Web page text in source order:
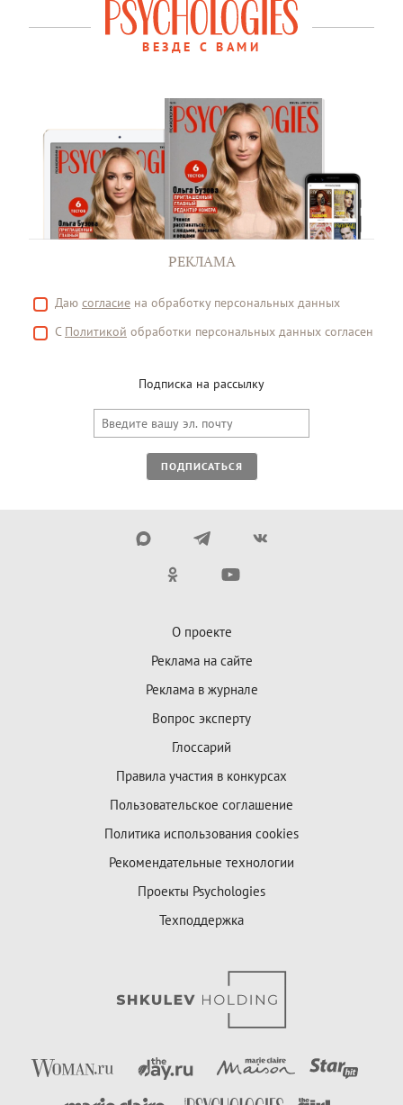
ВЕЗДЕ С ВАМИ
РЕКЛАМА
Даю согласие на обработку персональных данных
С Политикой обработки персональных данных согласен
Подписка на рассылку
ПОДПИСАТЬСЯ
О проекте
Реклама на сайте
Реклама в журнале
Вопрос эксперту
Глоссарий
Правила участия в конкурсах
Пользовательское соглашение
Политика использования cookies
Рекомендательные технологии
Проекты Psychologies
Техподдержка